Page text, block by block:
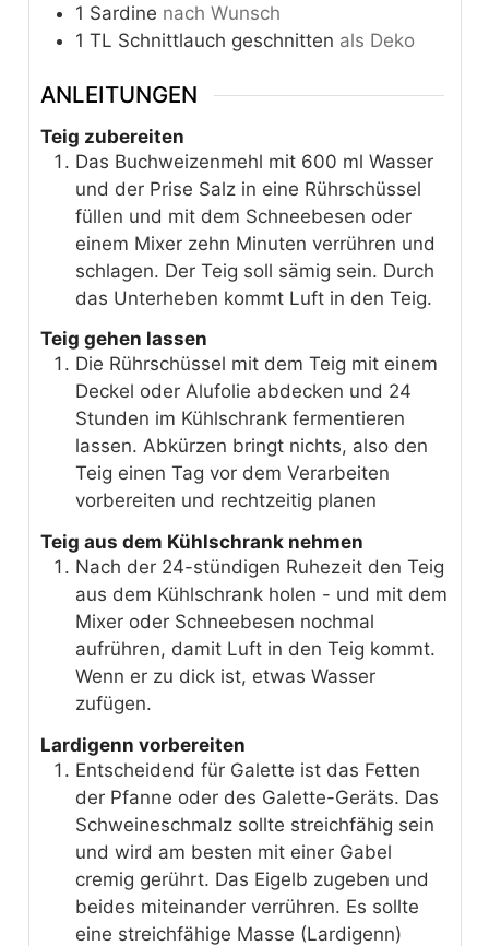
1 Sardine nach Wunsch
1 TL Schnittlauch geschnitten als Deko
ANLEITUNGEN
Teig zubereiten
Das Buchweizenmehl mit 600 ml Wasser
und der Prise Salz in eine Rührschüssel
füllen und mit dem Schneebesen oder
einem Mixer zehn Minuten verrühren und
schlagen. Der Teig soll sämig sein. Durch
das Unterheben kommt Luft in den Teig.
Teig gehen lassen
Die Rührschüssel mit dem Teig mit einem
Deckel oder Alufolie abdecken und 24
Stunden im Kühlschrank fermentieren
lassen. Abkürzen bringt nichts, also den
Teig einen Tag vor dem Verarbeiten
vorbereiten und rechtzeitig planen
Teig aus dem Kühlschrank nehmen
Nach der 24-stündigen Ruhezeit den Teig
aus dem Kühlschrank holen - und mit dem
Mixer oder Schneebesen nochmal
aufrühren, damit Luft in den Teig kommt.
Wenn er zu dick ist, etwas Wasser
zufügen.
Lardigenn vorbereiten
Entscheidend für Galette ist das Fetten
der Pfanne oder des Galette-Geräts. Das
Schweineschmalz sollte streichfähig sein
und wird am besten mit einer Gabel
cremig gerührt. Das Eigelb zugeben und
beides miteinander verrühren. Es sollte
eine streichfähige Masse (Lardigenn)